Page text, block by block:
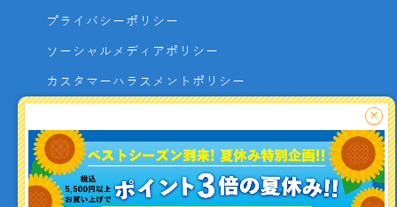
プライバシーポリシー
ソーシャルメディアポリシー
カスタマーハラスメントポリシー
よくあるご質問
お問い合わせ
利用者資金の保全方法
×